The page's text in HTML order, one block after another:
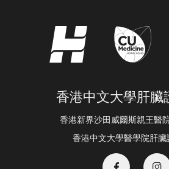
香港中文大學肝臟
香港新界沙田威爾斯親王醫
香港中文大學醫學院肝臟